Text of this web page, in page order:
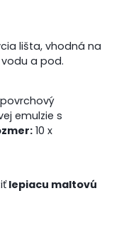
lišta, vhodná na
a pod.
emulzie s
10 x
lepiacu maltovú